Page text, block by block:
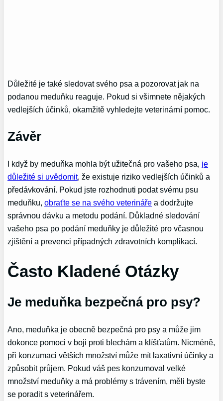
Důležité je také sledovat svého psa a pozorovat jak na
podanou meduňku reaguje. Pokud si všimnete nějakých
vedlejších účinků, okamžitě vyhledejte veterinární pomoc.
Závěr
I když by meduňka mohla být užitečná pro vašeho psa, je
důležité si uvědomit, že existuje riziko vedlejších účinků a
předávkování. Pokud jste rozhodnuti podat svému psu
meduňku,obraťte se na svého veterináře a dodržujte
správnou dávku a metodu podání. Důkladné sledování
vašeho psa po podání meduňky je důležité pro včasnou
zjištění a prevenci případných zdravotních komplikací.
Často Kladené Otázky
Je meduňka bezpečná pro psy?
Ano, meduňka je obecně bezpečná pro psy a může jim
dokonce pomoci v boji proti blechám a klíšťatům. Nicméně,
při konzumaci větších množství může mít laxativní účinky a
způsobit průjem. Pokud váš pes konzumoval velké
množství meduňky a má problémy s trávením, měli byste
se poradit s veterinářem.